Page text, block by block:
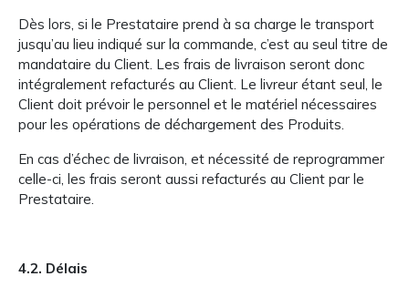
Dès lors, si le Prestataire prend à sa charge le transport
jusqu’au lieu indiqué sur la commande, c’est au seul titre de
mandataire du Client. Les frais de livraison seront donc
intégralement refacturés au Client. Le livreur étant seul, le
Client doit prévoir le personnel et le matériel nécessaires
pour les opérations de déchargement des Produits.
En cas d’échec de livraison, et nécessité de reprogrammer
celle-ci, les frais seront aussi refacturés au Client par le
Prestataire.
4.2. Délais